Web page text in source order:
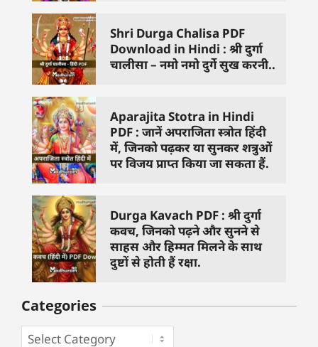
Shri Durga Chalisa PDF
Download in Hindi : श्री दुर्गा
चालीसा – नमो नमो दुर्गे सुख करनी..
Aparajita Stotra in Hindi
PDF : जानें अपराजिता स्त्रोत हिंदी
में, जिनको पढ़कर या सुनकर शत्रुओं
पर विजय प्राप्त किया जा सकता हैं.
Durga Kavach PDF : श्री दुर्गा
कवच, जिनको पढ़ने और सुनने से
साहस और हिम्मत मिलने के साथ
दुष्टों से होती हैं रक्षा.
Categories